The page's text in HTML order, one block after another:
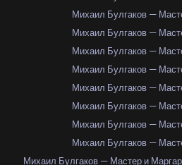
Михаил Булгаков —
Михаил Булгаков —
Михаил Булгаков —
Михаил Булгаков —
Михаил Булгаков —
Михаил Булгаков —
Михаил Булгаков —
Михаил Булгаков —
Михаил Булгаков — Мастер и